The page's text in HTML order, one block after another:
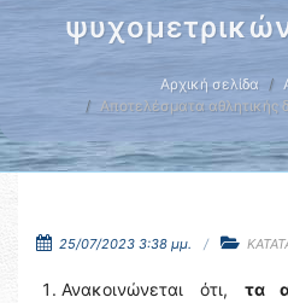
Αρχική σελίδα
Αποτελέσματα αθλητικής
25/07/2023 3:38 μμ.
Ανακοινώνεται ότι, τα